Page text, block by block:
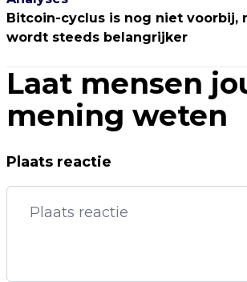
Bitcoin-cyclus is nog niet voorbij, maar rente
wordt steeds belangrijker
Laat mensen
mening weten
Plaats reactie